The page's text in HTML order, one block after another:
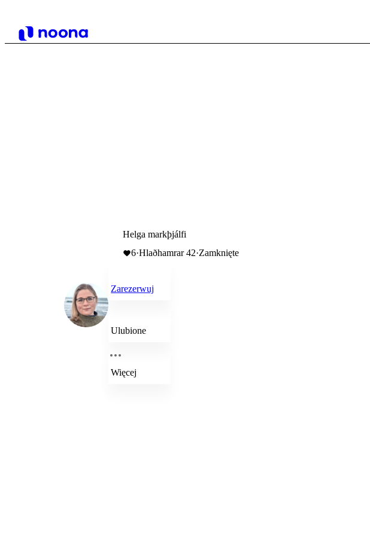
Helga markþjálfi
6·Hlaðhamrar 42·Zamknięte
Zarezerwuj
Ulubione
Więcej